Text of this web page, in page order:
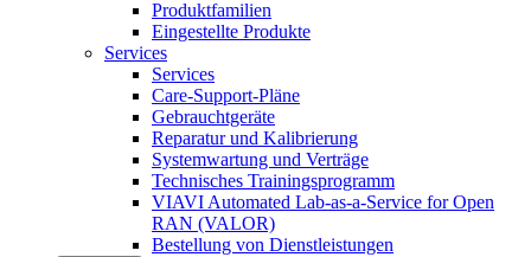
Produktfamilien
Eingestellte Produkte
Services
Services
Care-Support-Pläne
Gebrauchtgeräte
Reparatur und Kalibrierung
Systemwartung und Verträge
Technisches Trainingsprogramm
VIAVI Automated Lab-as-a-Service for Open
RAN (VALOR)
Bestellung von Dienstleistungen